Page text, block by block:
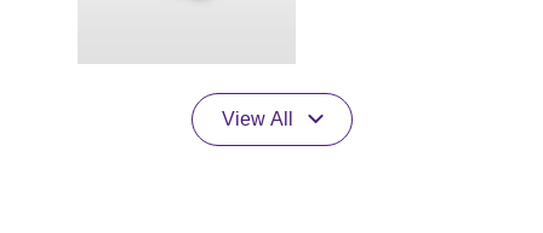
View All